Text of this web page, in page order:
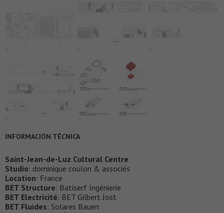
INFORMACIÓN TÉCNICA
Saint-Jean-de-Luz Cultural Centre
Studio: dominique coulon & associés
Location: France
BET Structure: Batiserf Ingénierie
BET Electricité: BET Gilbert Jost
BET Fluides: Solares Bauen